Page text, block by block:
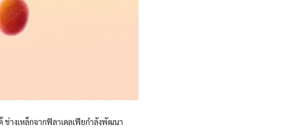
ช่างเหล็กจากฟิลาเดลเฟียกำลังพัฒนา